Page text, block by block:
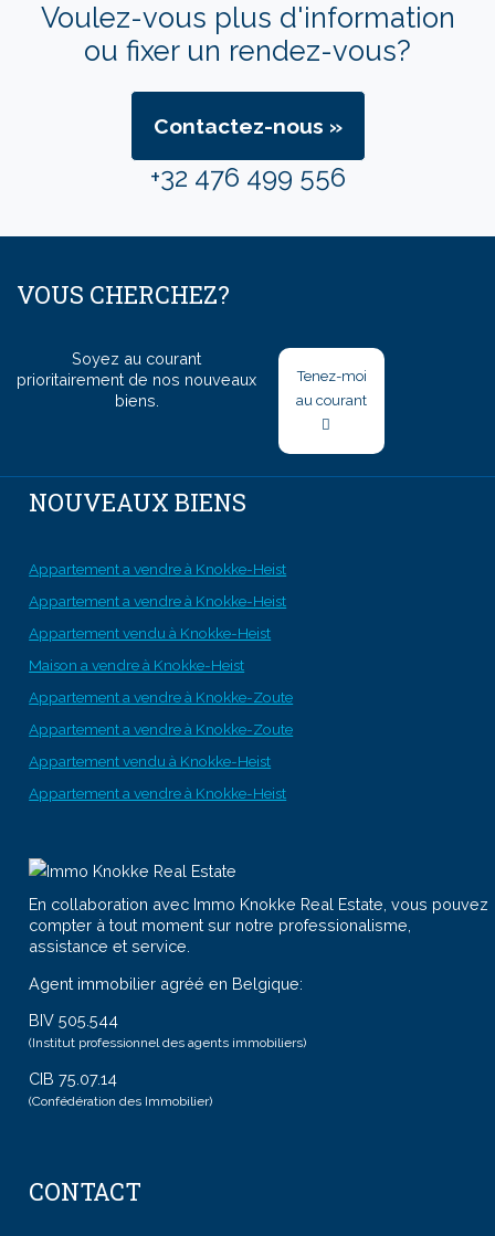
Voulez-vous plus d'information
ou fixer un rendez-vous?
Contactez-nous »
+32 476 499 556
VOUS CHERCHEZ?
Soyez au courant
prioritairement de nos nouveaux
biens.
Tenez-moi
au courant
NOUVEAUX BIENS
Appartement a vendre à Knokke-Heist
Appartement a vendre à Knokke-Heist
Appartement vendu à Knokke-Heist
Maison a vendre à Knokke-Heist
Appartement a vendre à Knokke-Zoute
Appartement a vendre à Knokke-Zoute
Appartement vendu à Knokke-Heist
Appartement a vendre à Knokke-Heist
En collaboration avec Immo Knokke Real Estate, vous pouvez
compter à tout moment sur notre professionalisme,
assistance et service.
Agent immobilier agréé en Belgique:
BIV 505.544
(Institut professionnel des agents immobiliers)
CIB 75.07.14
(Confédération des Immobilier)
CONTACT